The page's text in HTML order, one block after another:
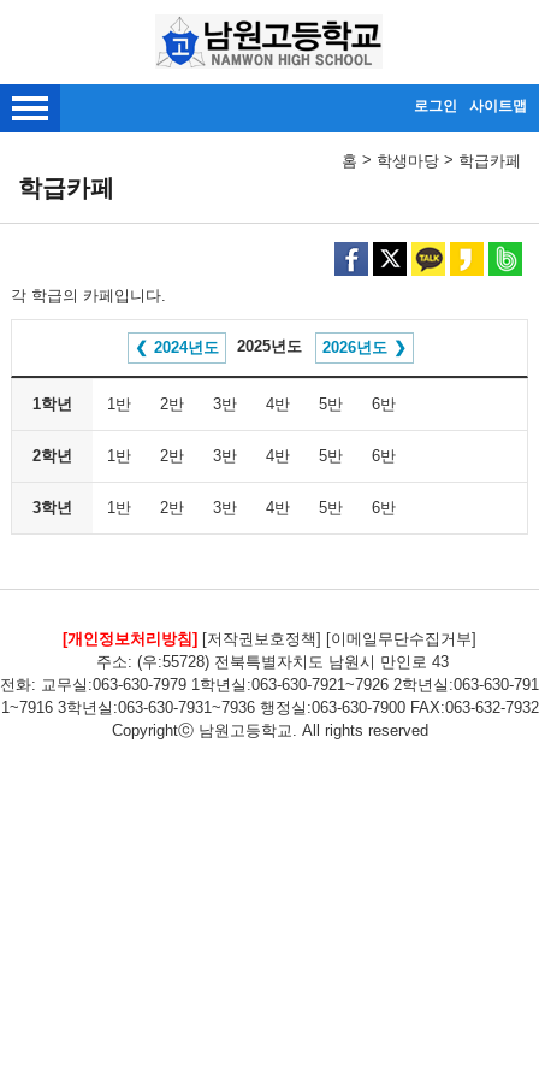
로그인 사이트맵
홈 > 학생마당 > 학급카페
학급카페
각 학급의 카페입니다.
2024년도 2025년도 2026년도
1학년 1반 2반 3반 4반 5반 6반
2학년 1반 2반 3반 4반 5반 6반
3학년 1반 2반 3반 4반 5반 6반
[개인정보처리방침] [저작권보호정책] [이메일무단수집거부]
주소: (우:55728) 전북특별자치도 남원시 만인로 43
전화: 교무실:063-630-7979 1학년실:063-630-7921~7926 2학년실:063-630-791
1~7916 3학년실:063-630-7931~7936 행정실:063-630-7900 FAX:063-632-7932
Copyrightⓒ 남원고등학교. All rights reserved